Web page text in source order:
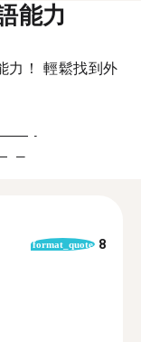
能力
力！ 輕鬆找到外
format_quote 8